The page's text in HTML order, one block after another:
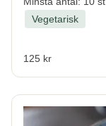
Vegetarisk
125 kr